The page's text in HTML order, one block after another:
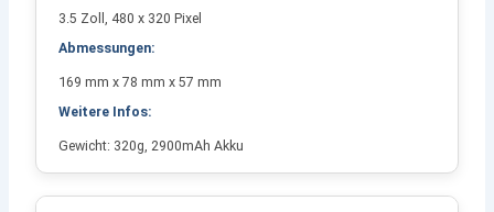
3.5 Zoll, 480 x 320 Pixel
Abmessungen:
169 mm x 78 mm x 57 mm
Weitere Infos:
Gewicht: 320g, 2900mAh Akku